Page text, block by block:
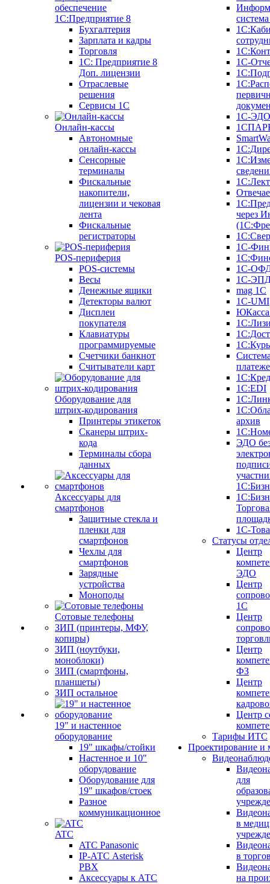
обеспечение
1С:Предприятие 8
Бухгалтерия
Зарплата и кадры
Торговля
1C: Предприятие 8
Доп. лицензии
Отраслевые
решения
Сервисы 1С
Онлайн-кассы
Автономные
онлайн-кассы
Сенсорные
терминалы
Фискальные
накопители,
лицензии и чековая
лента
Фискальные
регистраторы
POS-периферия
POS-системы
Весы
Денежные ящики
Детекторы валют
Дисплеи
покупателя
Клавиатуры
программируемые
Счетчики банкнот
Считыватели карт
Оборудование для
штрих-кодирования
Принтеры этикеток
Сканеры штрих-
кода
Терминалы сбора
данных
Аксессуары для
смартфонов
Защитные стекла и
пленки для
смартфонов
Чехлы для
смартфонов
Зарядные
устройства
Моноподы
Сотовые телефоны
ЗИП (принтеры, МФУ,
копиры)
ЗИП (ноутбуки,
моноблоки)
ЗИП (смартфоны,
планшеты)
ЗИП остальное
19" и настенное
оборудование
19" шкафы/стойки
Настенное и 10"
оборудование
Оборудование для
19" шкафов/стоек
Разное
коммуникационное
ATC
ATC Panasonic
IP-АТС Asterisk
PBX
Аксессуары к АТС
1С-
1С-ЭДО
через
1С-
1С-
1С-
mag 1C
1C-UMI
1С:EDI
архив
ЭДО
1С-
Статусы
Центр
ЭДО
Центр
1С
Центр
Центр
ФЗ
Центр
Центр
Тарифы ИТС
Проектирование и
для
в
в
на